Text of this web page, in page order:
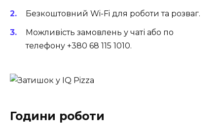
Безкоштовний Wi-Fi для роботи та розваг.
Можливість замовлень у чаті або по
телефону +380 68 115 1010.
Години роботи